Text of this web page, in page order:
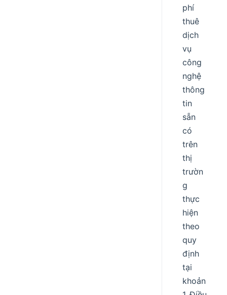
phí
thuê
dịch
vụ
công
nghệ
thông
tin
sẵn
có
trên
thị
trườn
g
thực
hiện
theo
quy
định
tại
khoản